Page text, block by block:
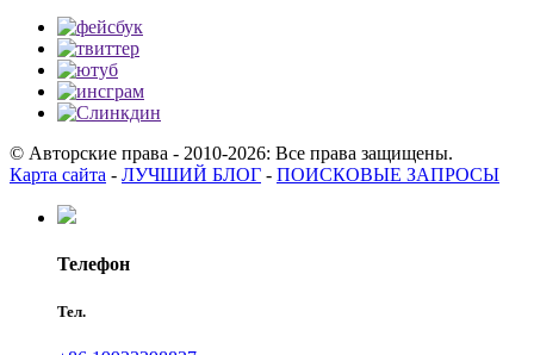
© Авторские права - 2010-2026: Все права защищены.
Карта сайта - ЛУЧШИЙ БЛОГ - ПОИСКОВЫЕ ЗАПРОСЫ
Телефон
Тел.